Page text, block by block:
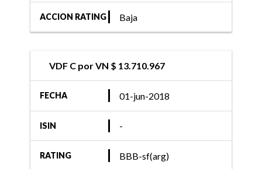
ACCION RATING Baja
VDF C por VN $ 13.710.967
FECHA 01-jun-2018
ISIN -
RATING BBB-sf(arg)